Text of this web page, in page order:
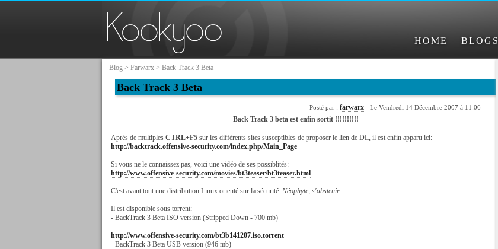
HOME BLOGS
Blog > Farwarx > Back Track 3 Beta
Back Track 3 Beta
Posté par : farwarx - Le Vendredi 14 Décembre 2007 à 11:06
Back Track 3 beta est enfin sortit !!!!!!!!!!
Après de multiples CTRL+F5 sur les différents sites susceptibles de proposer le lien de DL, il est enfin apparu ici:
http://backtrack.offensive-security.com/index.php/Main_Page
Si vous ne le connaissez pas, voici une vidéo de ses possiblités:
http://www.offensive-security.com/movies/bt3teaser/bt3teaser.html
C'est avant tout une distribution Linux orienté sur la sécurité. Néophyte, s'abstenir.
Il est disponible sous torrent:
- BackTrack 3 Beta ISO version (Stripped Down - 700 mb)
http://www.offensive-security.com/bt3b141207.iso.torrent
- BackTrack 3 Beta USB version (946 mb)